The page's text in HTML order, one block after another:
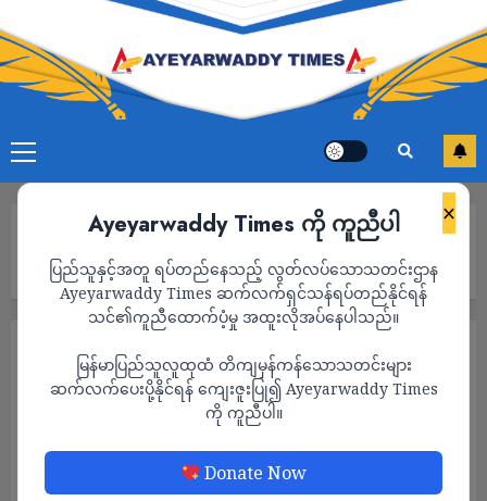
×
Ayeyarwaddy Times ကို ကူညီပါ
ပြည်သူနှင့်အတူ ရပ်တည်နေသည့် လွတ်လပ်သောသတင်းဌာန
Ayeyarwaddy Times ဆက်လက်ရှင်သန်ရပ်တည်နိုင်ရန်
သင်၏ကူညီထောက်ပံ့မှု အထူးလိုအပ်နေပါသည်။
မြန်မာပြည်သူလူထုထံ တိကျမှန်ကန်သောသတင်းများ
ဆက်လက်ပေးပို့နိုင်ရန် ကျေးဇူးပြု၍ Ayeyarwaddy Times
ကို ကူညီပါ။
Donate Now
ခက်ခဲမယ်လို့ အေအေ စစ်ဦးစီးချုပ် ပြော
စစ်အုပ်စုက အရပ်သားတွေကို ဗုံးကြဲနေသရွေ့
နိုင်ငံရေးဆွေးနွေးဖို့ ခက်ခဲမယ်လို့ အေအေ စစ်
ဦးစီးချုပ် ပြော
ADMIN MAY 7, 2026